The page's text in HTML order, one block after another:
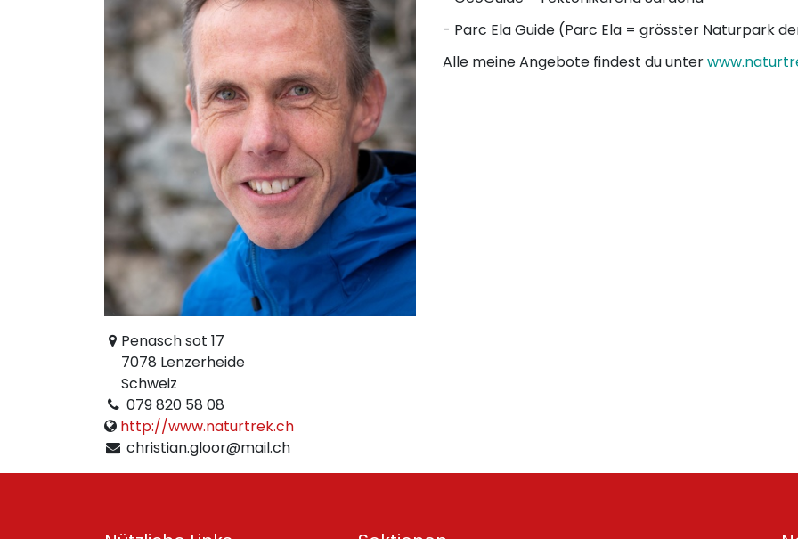
Penasch sot 17
7078 Lenzerheide
Schweiz
079 820 58 08
http://www.naturtrek.ch
christian.gloor@mail.ch
- Parc Ela Guide (Parc Ela = grösster Naturpark
Alle meine Angebote findest du unter